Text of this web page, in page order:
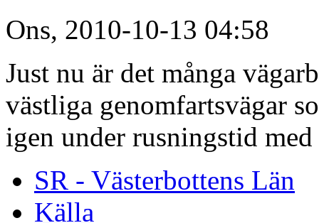
Ons, 2010-10-13 04:58
Just nu är det många
västliga genomfartsvägar
igen under rusningstid
SR - Västerbottens Län
Källa